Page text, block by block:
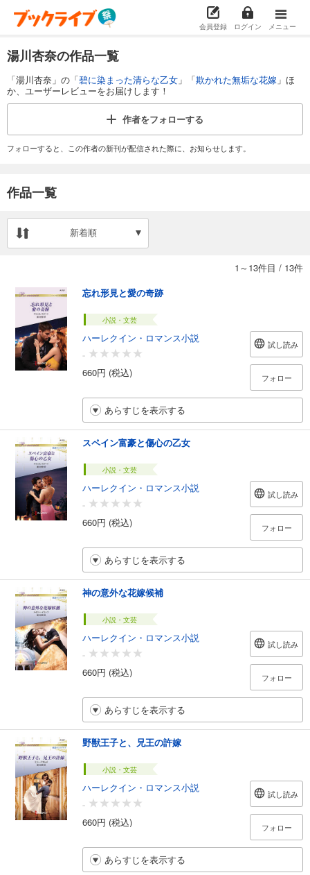
会員登録 ログイン メニュー
湯川杏奈の作品一覧
「湯川杏奈」の「碧に染まった清らな乙女 」「欺かれた無垢な花嫁 」ほ
か、ユーザーレビューをお届けします！
作者をフォローする
フォローすると、この作者の新刊が配信された際に、お知らせします。
作品一覧
新着順
1～13件目 / 13件
忘れ形見と愛の奇跡
小説・文芸
ハーレクイン・ロマンス小説
-
660円 (税込)
試し読み
フォロー
あらすじを表示する
スペイン富豪と傷心の乙女
小説・文芸
ハーレクイン・ロマンス小説
-
660円 (税込)
試し読み
フォロー
あらすじを表示する
神の意外な花嫁候補
小説・文芸
ハーレクイン・ロマンス小説
-
660円 (税込)
試し読み
フォロー
あらすじを表示する
野獣王子と、兄王の許嫁
小説・文芸
ハーレクイン・ロマンス小説
-
660円 (税込)
試し読み
フォロー
あらすじを表示する